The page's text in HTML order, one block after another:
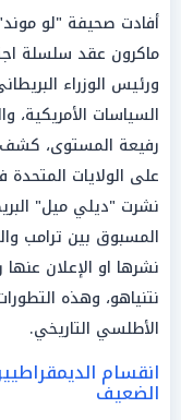
أفادت صحيفة "لو
ماكرون عقد سلسلة
ورئيس الوزراء
السياسات الأمريكية،
رفيعة المستوى، كشف
على الولايات
نشرت "ديلي ميل"
المسبوق بين ترامب
نشرها او الإعلان
نتنياهو، وهذه
الأطلسي التاريخي.
انقسام
الضعيف